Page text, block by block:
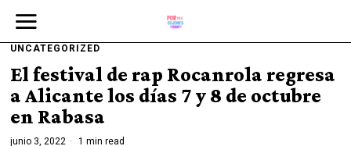
UNCATEGORIZED
El festival de rap Rocanrola regresa
a Alicante los días 7 y 8 de octubre
en Rabasa
junio 3, 2022 1 min read